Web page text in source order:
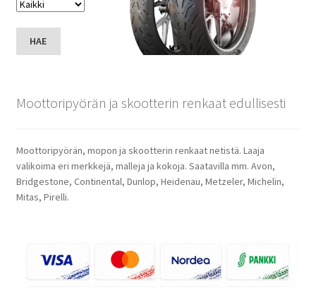
HAE
Moottoripyörän ja skootterin renkaat edullisesti
Moottoripyörän, mopon ja skootterin renkaat netistä. Laaja
valikoima eri merkkejä, malleja ja kokoja. Saatavilla mm. Avon,
Bridgestone, Continental, Dunlop, Heidenau, Metzeler, Michelin,
Mitas, Pirelli.